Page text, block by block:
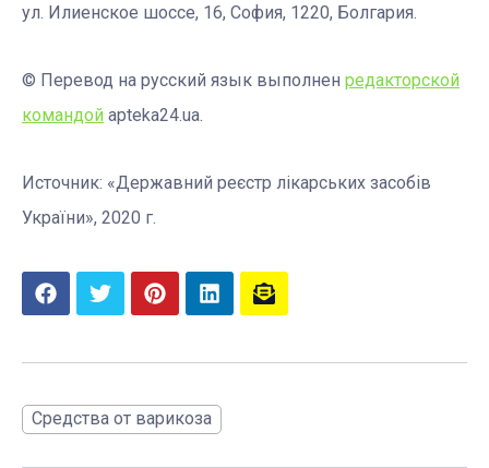
ул. Илиенское шоссе, 16, София, 1220, Болгария.
© Перевод на русский язык выполнен редакторской
командой apteka24.ua.
Источник: «Державний реєстр лікарських засобів
України», 2020 г.
Средства от варикоза